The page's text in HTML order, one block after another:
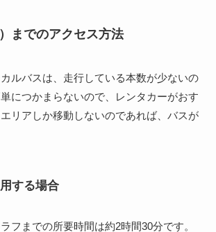
までのアクセス方法
ルバスは、走行している本数が少ないの
につかまらないので、レンタカーがおす
リアしか移動しないのであれば、バスが
する場合
フまでの所要時間は約2時間30分です。